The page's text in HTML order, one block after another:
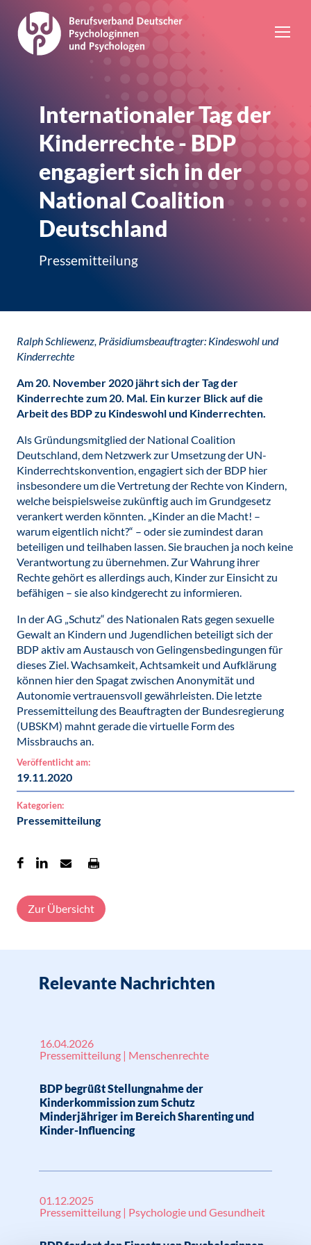
Internationaler Tag der
Kinderrechte - BDP
engagiert sich in der
National Coalition
Deutschland
Pressemitteilung
Ralph Schliewenz, Präsidiumsbeauftragter: Kindeswohl und
Kinderrechte
Am 20. November 2020 jährt sich der Tag der
Kinderrechte zum 20. Mal. Ein kurzer Blick auf die
Arbeit des BDP zu Kindeswohl und Kinderrechten.
Als Gründungsmitglied der National Coalition
Deutschland, dem Netzwerk zur Umsetzung der UN-
Kinderrechtskonvention, engagiert sich der BDP hier
insbesondere um die Vertretung der Rechte von Kindern,
welche beispielsweise zukünftig auch im Grundgesetz
verankert werden könnten. „Kinder an die Macht! –
warum eigentlich nicht?“ – oder sie zumindest daran
beteiligen und teilhaben lassen. Sie brauchen ja noch keine
Verantwortung zu übernehmen. Zur Wahrung ihrer
Rechte gehört es allerdings auch, Kinder zur Einsicht zu
befähigen – sie also kindgerecht zu informieren.
In der AG „Schutz“ des Nationalen Rats gegen sexuelle
Gewalt an Kindern und Jugendlichen beteiligt sich der
BDP aktiv am Austausch von Gelingensbedingungen für
dieses Ziel. Wachsamkeit, Achtsamkeit und Aufklärung
können hier den Spagat zwischen Anonymität und
Autonomie vertrauensvoll gewährleisten. Die letzte
Pressemitteilung des Beauftragten der Bundesregierung
(UBSKM) mahnt gerade die virtuelle Form des
Missbrauchs an.
Veröffentlicht am:
19.11.2020
Kategorien:
Pressemitteilung
Zur Übersicht
Relevante Nachrichten
16.04.2026
Pressemitteilung | Menschenrechte
BDP begrüßt Stellungnahme der
Kinderkommission zum Schutz
Minderjähriger im Bereich Sharenting und
Kinder-Influencing
01.12.2025
Pressemitteilung | Psychologie und Gesundheit